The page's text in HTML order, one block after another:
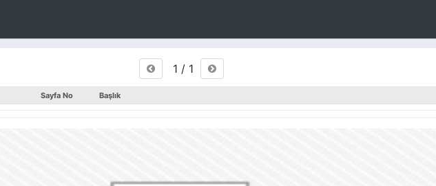
1 / 1
Sayfa No Başlık